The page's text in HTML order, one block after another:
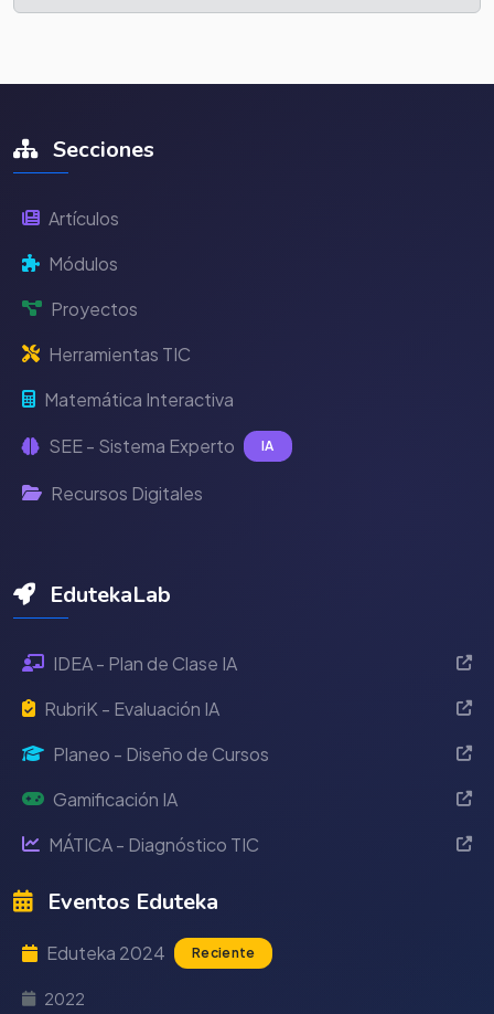
Secciones
Artículos
Módulos
Proyectos
Herramientas TIC
Matemática Interactiva
SEE - Sistema Experto IA
Recursos Digitales
EdutekaLab
IDEA - Plan de Clase IA
RubriK - Evaluación IA
Planeo - Diseño de Cursos
Gamificación IA
MÁTICA - Diagnóstico TIC
Eventos Eduteka
Eduteka 2024 Reciente
2022